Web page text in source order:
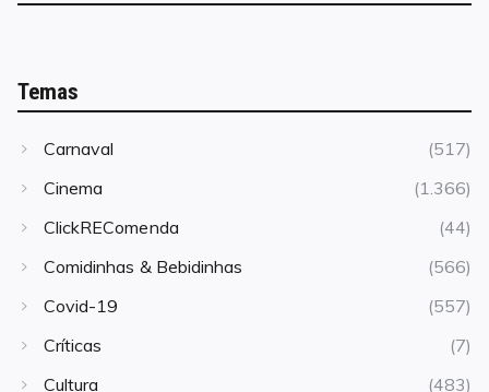
Temas
Carnaval
(517)
Cinema
(1.366)
ClickREComenda
(44)
Comidinhas & Bebidinhas
(566)
Covid-19
(557)
Críticas
(7)
Cultura
(483)